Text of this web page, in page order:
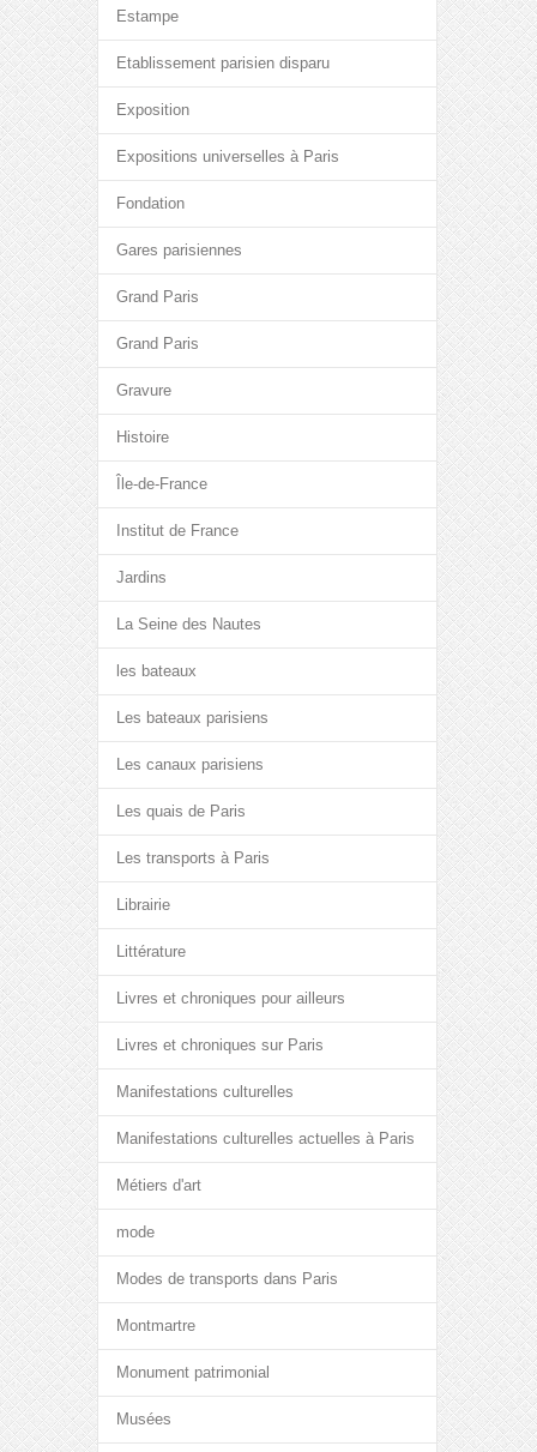
Estampe
Etablissement parisien disparu
Exposition
Expositions universelles à Paris
Fondation
Gares parisiennes
Grand Paris
Grand Paris
Gravure
Histoire
Île-de-France
Institut de France
Jardins
La Seine des Nautes
les bateaux
Les bateaux parisiens
Les canaux parisiens
Les quais de Paris
Les transports à Paris
Librairie
Littérature
Livres et chroniques pour ailleurs
Livres et chroniques sur Paris
Manifestations culturelles
Manifestations culturelles actuelles à Paris
Métiers d'art
mode
Modes de transports dans Paris
Montmartre
Monument patrimonial
Musées